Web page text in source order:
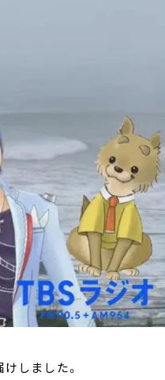
しました。